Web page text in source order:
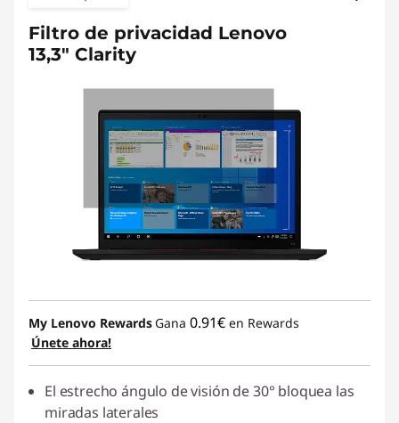
Filtro de privacidad Lenovo
13,3" Clarity
My Lenovo Rewards Gana 0.91€ en Rewards
Únete ahora!
El estrecho ángulo de visión de 30° bloquea las
miradas laterales